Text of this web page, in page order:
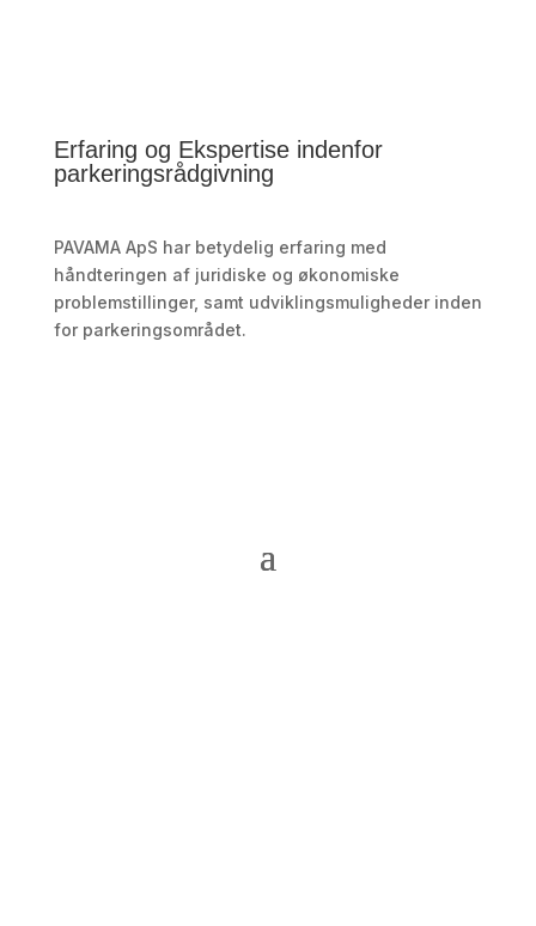
Erfaring og Ekspertise indenfor
parkeringsrådgivning
PAVAMA ApS har betydelig erfaring med
håndteringen af juridiske og økonomiske
problemstillinger, samt udviklingsmuligheder inden
for parkeringsområdet.